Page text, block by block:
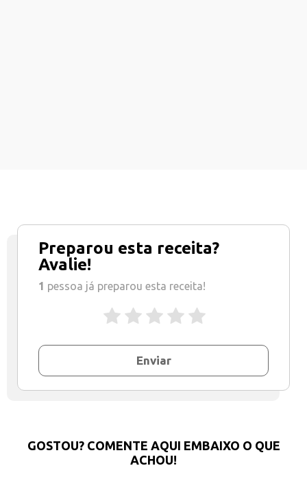
Preparou esta receita?
Avalie!
1 pessoa já preparou esta receita!
Enviar
GOSTOU? COMENTE AQUI EMBAIXO O QUE
ACHOU!